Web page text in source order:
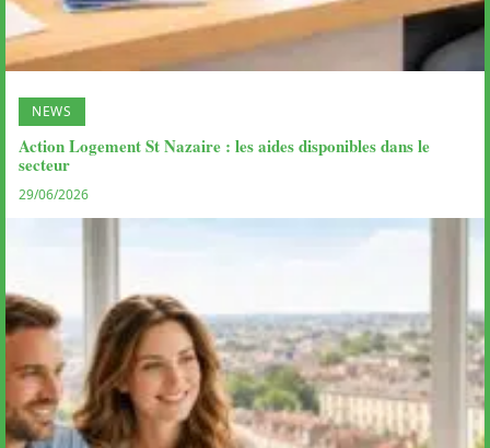
NEWS
Action Logement St Nazaire : les aides disponibles dans le
secteur
29/06/2026